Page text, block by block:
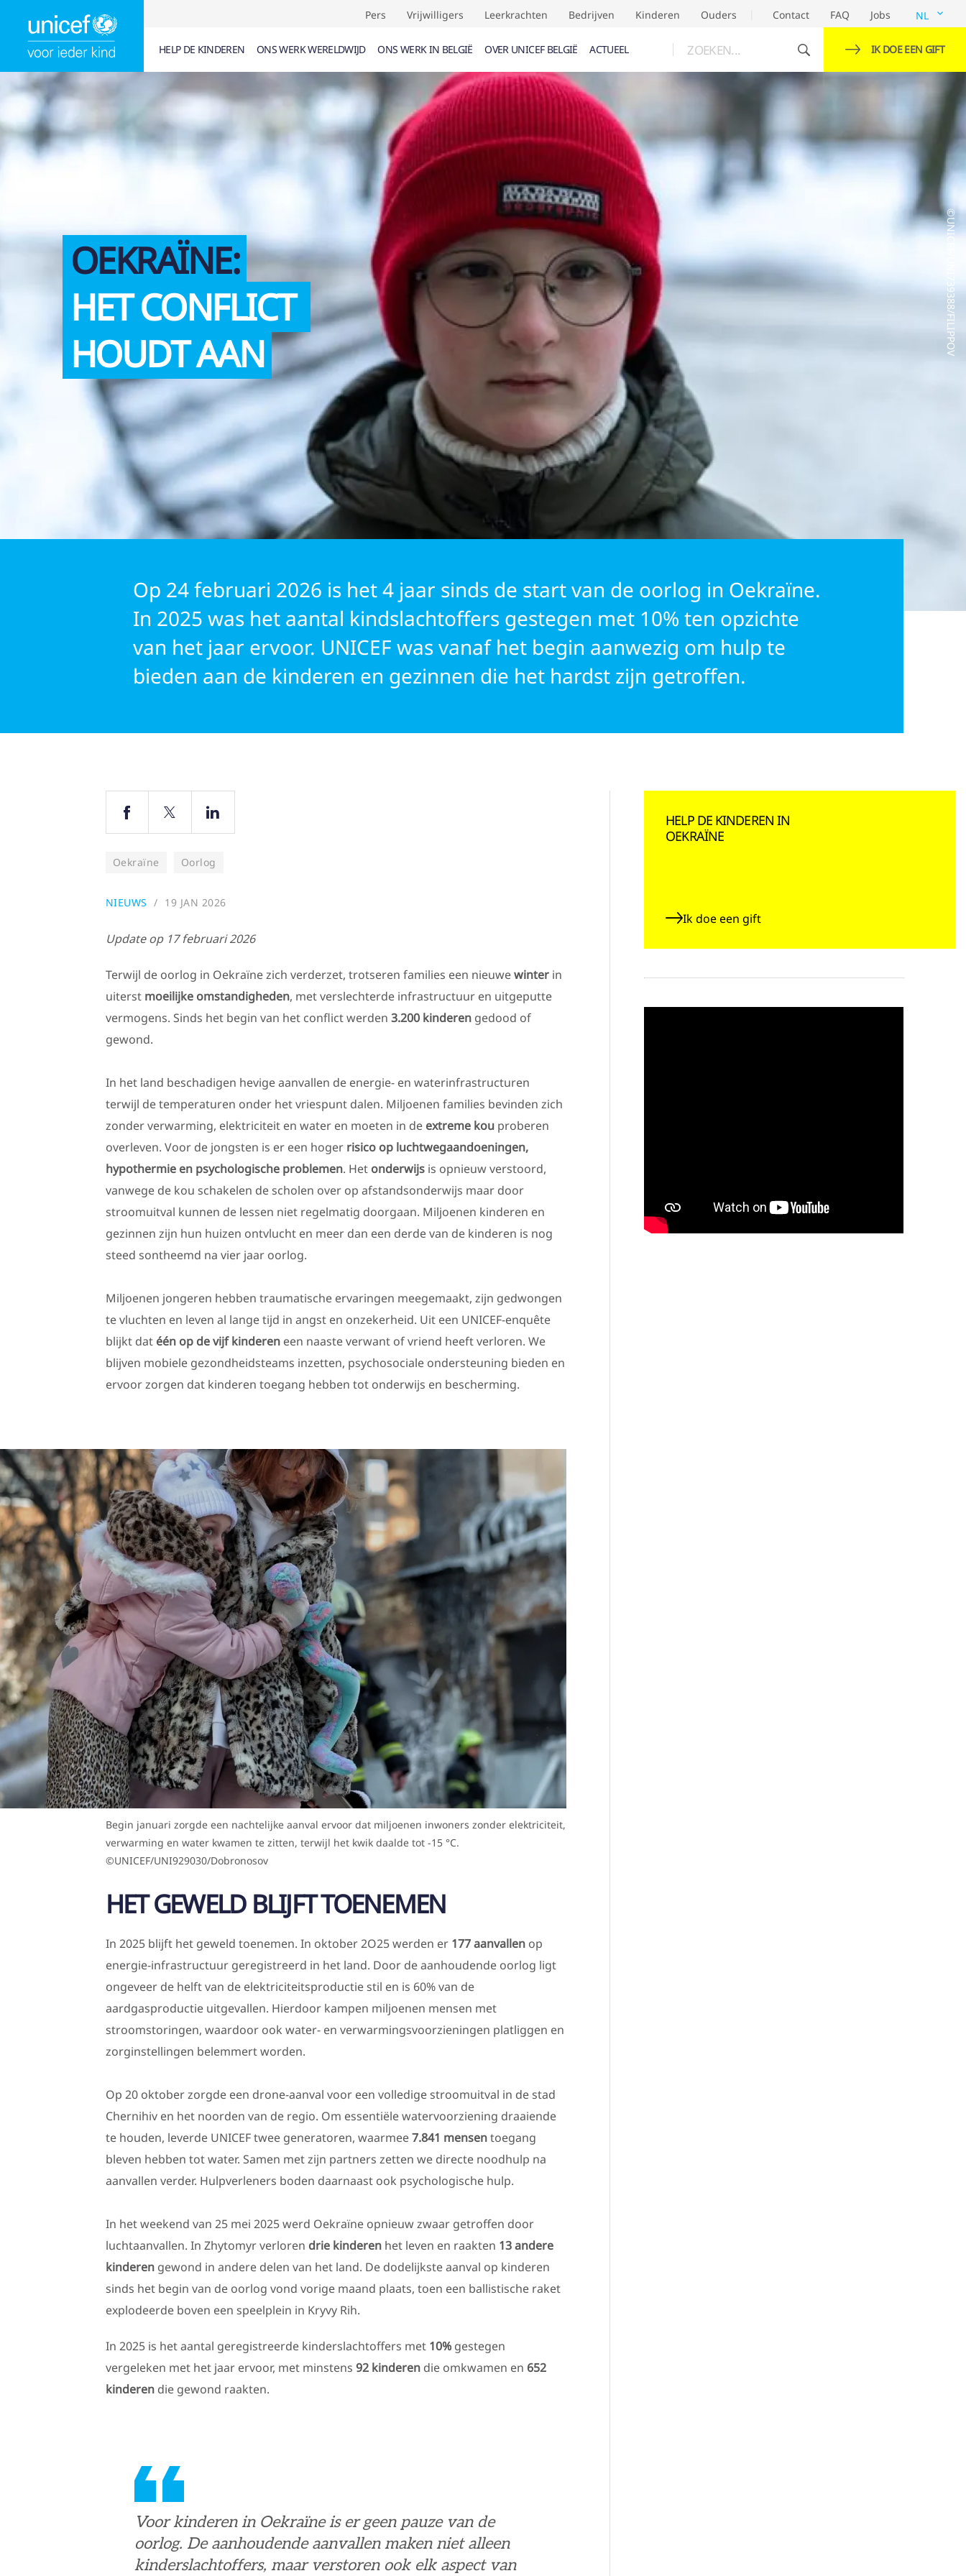
Pers Vrijwilligers Leerkrachten Bedrijven Kinderen Ouders Contact FAQ Jobs NL
HELP DE KINDEREN ONS WERK WERELDWIJD ONS WERK IN BELGIË OVER UNICEF BELGIË ACTUEEL ZOEKEN...
SUGGESTIES
KINDERRECHTENVERDRAG
FISCAAL ATTEST
UNICEF IN BELGIË
LESMATERIAAL
UNICEF VRIJWILLIGERS
IK DOE EEN GIFT
ARTIKELEN ( ) PAGINA'S ( DOCUMENTEN (0) EVENEMENTEN ( 0)
OEKRAÏNE:
HET CONFLICT
HOUDT AAN
Op 24 februari 2026 is het 4 jaar sinds de start van de oorlog in Oekraïne.
In 2025 was het aantal kindslachtoffers gestegen met 10% ten opzichte
van het jaar ervoor. UNICEF was vanaf het begin aanwezig om hulp te
bieden aan de kinderen en gezinnen die het hardst zijn getroffen.
©UNICEF/UNI739388/FILIPPOV
Oekraïne Oorlog
NIEUWS 19 JAN 2026
Update op 17 februari 2026
Terwijl de oorlog in Oekraïne zich verderzet, trotseren families een nieuwewinter in
uiterst moeilijke omstandigheden, met verslechterde infrastructuur en uitgeputte
vermogens. Sinds het begin van het conflict werden 3.200 kinderengedood of
gewond.
In het land beschadigen hevige aanvallen de energie- en waterinfrastructuren
terwijl de temperaturen onder het vriespunt dalen. Miljoenen families bevinden zich
zonder verwarming, elektriciteit en water en moeten in de extreme kouproberen
overleven. Voor de jongsten is er een hogerrisico op luchtwegaandoeningen,
hypothermie en psychologische problemen. Het onderwijs is opnieuw verstoord,
vanwege de kou schakelen de scholen over op afstandsonderwijs maar door
stroomuitval kunnen de lessen niet regelmatig doorgaan. Miljoenen kinderen en
gezinnen zijn hun huizen ontvlucht en meer dan een derde van de kinderen is nog
steed sontheemd na vier jaar oorlog.
Miljoenen jongeren hebben traumatische ervaringen meegemaakt, zijn gedwongen
te vluchten en leven al lange tijd in angst en onzekerheid. Uit een UNICEF-enquête
blijkt dat één op de vijf kinderen een naaste verwant of vriend heeft verloren. We
blijven mobiele gezondheidsteams inzetten, psychosociale ondersteuning bieden en
ervoor zorgen dat kinderen toegang hebben tot onderwijs en bescherming.
Begin januari zorgde een nachtelijke aanval ervoor dat miljoenen inwoners zonder elektriciteit,
verwarming en water kwamen te zitten, terwijl het kwik daalde tot -15 °C.
©UNICEF/UNI929030/Dobronosov
HET GEWELD BLIJFT TOENEMEN
In 2025 blijft het geweld toenemen. In oktober 2O25 werden er 177 aanvallenop
energie-infrastructuur geregistreerd in het land. Door de aanhoudende oorlog ligt
ongeveer de helft van de elektriciteitsproductie stil en is 60% van de
aardgasproductie uitgevallen. Hierdoor kampen miljoenen mensen met
stroomstoringen, waardoor ook water- en verwarmingsvoorzieningen platliggen en
zorginstellingen belemmert worden.
Op 20 oktober zorgde een drone-aanval voor een volledige stroomuitval in de stad
Chernihiv en het noorden van de regio. Om essentiële watervoorziening draaiende
te houden, leverde UNICEF twee generatoren, waarmee7.841 mensentoegang
bleven hebben tot water. Samen met zijn partners zetten we directe noodhulp na
aanvallen verder. Hulpverleners boden daarnaast ook psychologische hulp.
In het weekend van 25 mei 2025 werd Oekraïne opnieuw zwaar getroffen door
luchtaanvallen. In Zhytomyr verloren drie kinderenhet leven en raakten 13 andere
kinderengewond in andere delen van het land. De dodelijkste aanval op kinderen
sinds het begin van de oorlog vond vorige maand plaats, toen een ballistische raket
explodeerde boven een speelplein in Kryvy Rih.
In 2025 is het aantal geregistreerde kinderslachtoffers met 10%gestegen
vergeleken met het jaar ervoor, met minstens 92 kinderen die omkwamen en 652
kinderendie gewond raakten.
Voor kinderen in Oekraïne is er geen pauze van de
oorlog. De aanhoudende aanvallen maken niet alleen
kinderslachtoffers, maar verstoren ook elk aspect van
HELP DE KINDEREN IN
OEKRAÏNE
Ik doe een gift